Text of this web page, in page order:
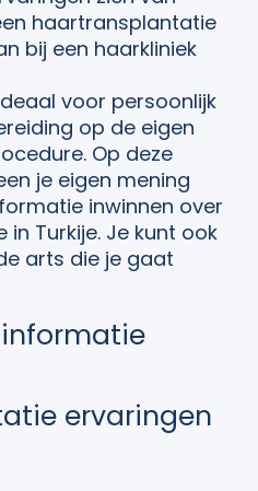
haartransplantatie
bij een haarkliniek
voor persoonlijk
op de eigen
Op deze
je eigen mening
inwinnen over
in Turkije. Je kunt ook
arts die je gaat
ervaringen